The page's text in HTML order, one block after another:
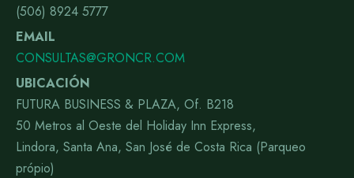
(506) 8924 5777
EMAIL
CONSULTAS@GRONCR.COM
UBICACIÓN
FUTURA BUSINESS & PLAZA, Of. B218
50 Metros al Oeste del Holiday Inn Express,
Lindora, Santa Ana, San José de Costa Rica (Parqueo
própio)